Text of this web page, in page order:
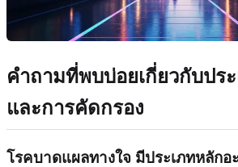
คำถามที่พบบ่อยเกี่ยวกับปร
และการคัดกรอง
โรคบาดแผลทางใจ มีประเภทหลักอ